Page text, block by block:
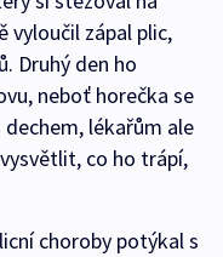
vyloučil zápal plic,
Druhý den ho
neboť horečka se
lékařům ale
co ho trápí,
choroby potýkal s